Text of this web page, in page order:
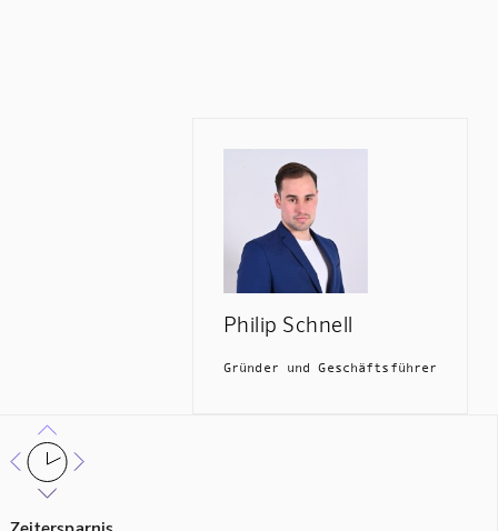
Philip Schnell
Gründer und Geschäftsführer